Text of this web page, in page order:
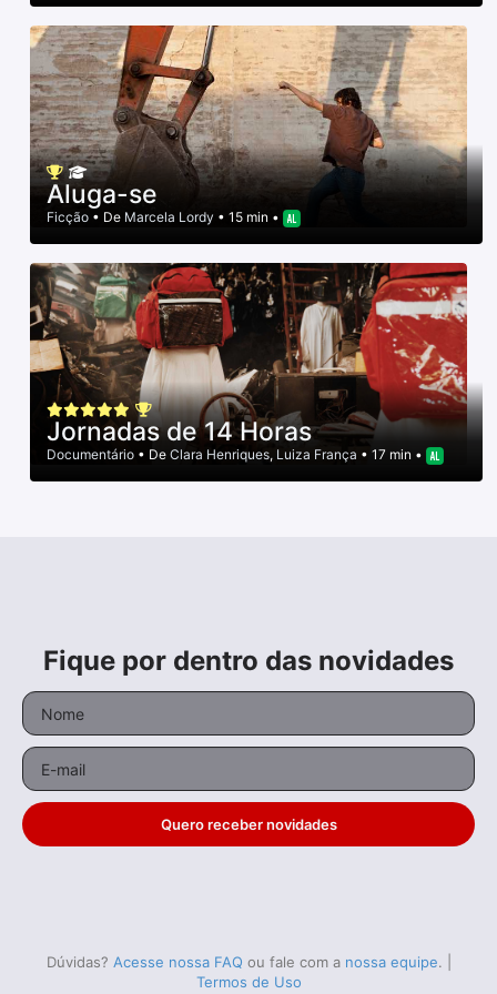
Aluga-se
Ficção • De Marcela Lordy • 15 min •
Jornadas de 14 Horas
Documentário • De Clara Henriques, Luiza França • 17 min •
Fique por dentro das novidades
Quero receber novidades
Dúvidas? Acesse nossa FAQ ou fale com a nossa equipe.
Termos de Uso